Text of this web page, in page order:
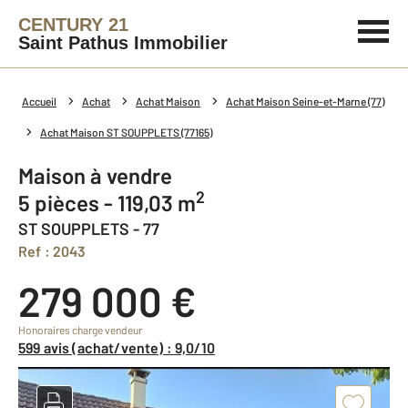
CENTURY 21
Saint Pathus Immobilier
Accueil Achat Achat Maison Achat Maison Seine-et-Marne (77)
Achat Maison ST SOUPPLETS (77165)
Maison à vendre
5 pièces - 119,03 m2
ST SOUPPLETS - 77
Ref : 2043
279 000 €
Honoraires charge vendeur
599 avis (achat/vente) : 9,0/10